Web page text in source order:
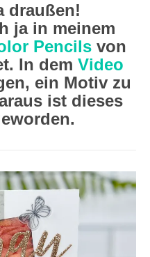
draußen!
ja in meinem
Pencils von
In dem Video
ein Motiv zu
ist dieses